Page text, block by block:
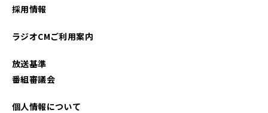
2021年11月
採用情報
ラジオCMご利用案内
放送基準
番組審議会
個人情報について